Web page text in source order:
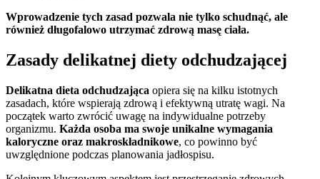
Wprowadzenie tych zasad pozwala nie tylko schudnąć, ale
również długofalowo utrzymać zdrową masę ciała.
Zasady delikatnej diety odchudzającej
Delikatna dieta odchudzająca opiera się na kilku istotnych
zasadach, które wspierają zdrową i efektywną utratę wagi. Na
początek warto zwrócić uwagę na indywidualne potrzeby
organizmu. Każda osoba ma swoje unikalne wymagania
kaloryczne oraz makroskładnikowe, co powinno być
uwzględnione podczas planowania jadłospisu.